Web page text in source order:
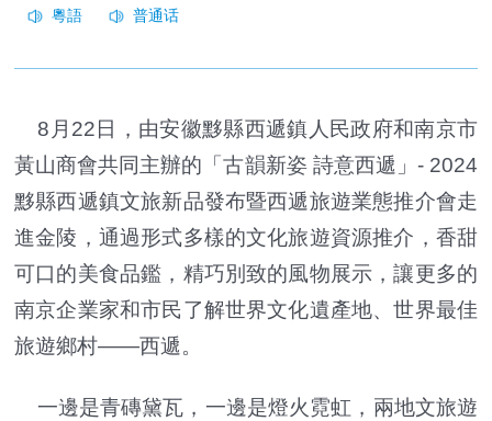
8月22日，由安徽黟縣西遞鎮人民政府和南京市
黃山商會共同主辦的「古韻新姿 詩意西遞」- 2024
黟縣西遞鎮文旅新品發布暨西遞旅遊業態推介會走
進金陵，通過形式多樣的文化旅遊資源推介，香甜
可口的美食品鑑，精巧別致的風物展示，讓更多的
南京企業家和市民了解世界文化遺產地、世界最佳
旅遊鄉村——西遞。
一邊是青磚黛瓦，一邊是燈火霓虹，兩地文旅遊